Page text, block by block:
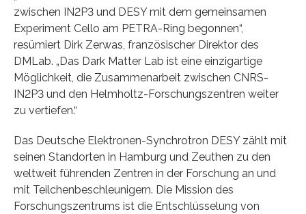
zwischen IN2P3 und DESY mit dem gemeinsamen
Experiment Cello am PETRA-Ring begonnen“,
resümiert Dirk Zerwas, französischer Direktor des
DMLab. „Das Dark Matter Lab ist eine einzigartige
Möglichkeit, die Zusammenarbeit zwischen CNRS-
IN2P3 und den Helmholtz-Forschungszentren weiter
zu vertiefen.“
Das Deutsche Elektronen-Synchrotron DESY zählt mit
seinen Standorten in Hamburg und Zeuthen zu den
weltweit führenden Zentren in der Forschung an und
mit Teilchenbeschleunigern. Die Mission des
Forschungszentrums ist die Entschlüsselung von